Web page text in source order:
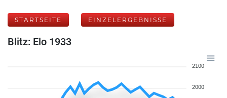
STARTSEITE EINZELERGEBNISSE
Blitz: Elo 1933
2100
2000